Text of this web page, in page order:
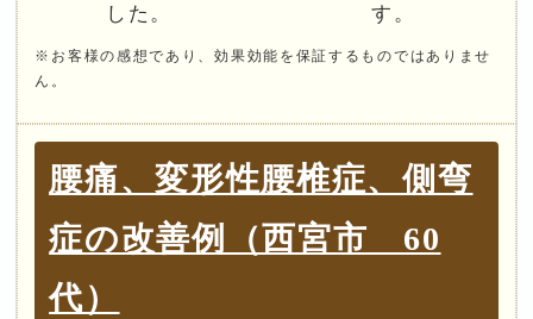
した。
す。
※お客様の感想であり、効果効能を保証するものではありませ
ん。
腰痛、変形性腰椎症、側弯
症の改善例（西宮市 60
代）